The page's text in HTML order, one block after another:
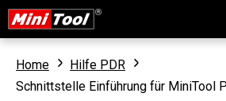
Home
Hilfe PDR
Schnittstelle Einführung für MiniTool